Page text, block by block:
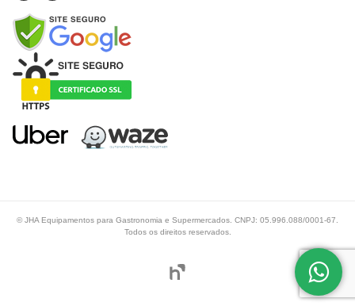
© JHA Equipamentos para Gastronomia e Supermercados. CNPJ: 05.996.088/0001-67.
Todos os direitos reservados.